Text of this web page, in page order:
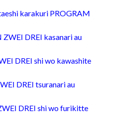
karakuri PROGRAM
ZWEI DREI kasanari au
DREI shi wo kawashite
DREI tsuranari au
DREI shi wo furikitte